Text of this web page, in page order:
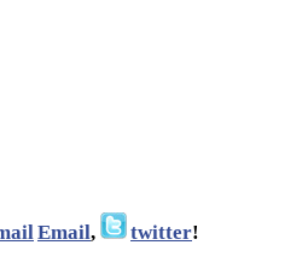
Email, twitter!